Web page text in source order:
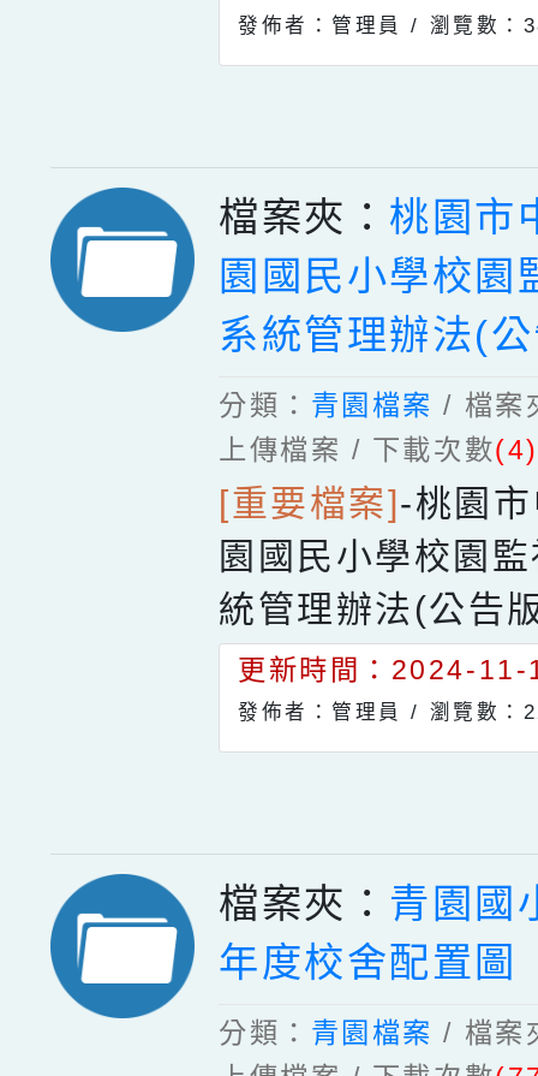
發佈者：管理員 / 瀏覽數：
檔案夾： 桃園市
園國民小學校園
系統管理辦法(
分類： 青園檔案 / 檔案
上傳檔案 / 下載次數(4)
[重要檔案]-桃園
園國民小學校園
統管理辦法(公告
更新時間：2024-
發佈者：管理員 / 瀏覽數：
檔案夾： 青園國
年度校舍配置圖
分類： 青園檔案 / 檔案